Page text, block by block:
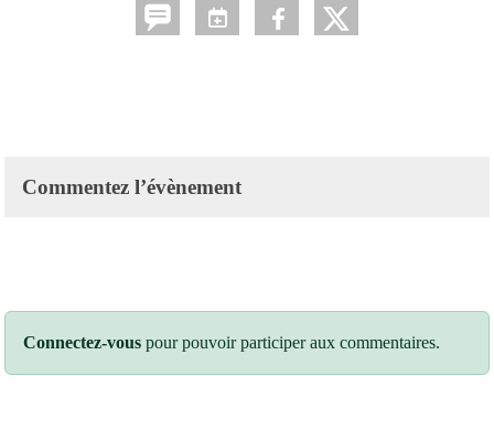
Commentez l’évènement
Connectez-vous pour pouvoir participer aux commentaires.